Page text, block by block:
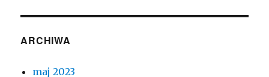
ARCHIWA
maj 2023